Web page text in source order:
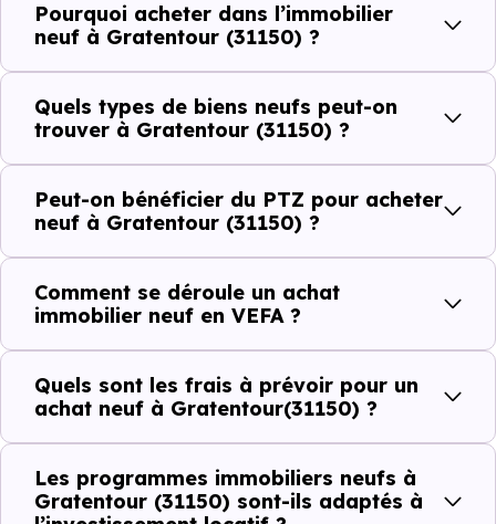
Côté cadre de vie, Gratentour (31150) dispose de 8
commerces, 6 professions médicales et 4 établissements
scolaires. Des équipements du quotidien qui constituent
autant d'arguments concrets pour habiter ou investir
dans la commune.
Combien coûte un logement à Gratentour
(31150) ?
C'est souvent la première question. Voici les repères de
prix à connaître pour un achat immobilier à Gratentour
(31150) :
Prix
Prix
Prix
Pourquoi acheter dans l’immobilier
neuf à Gratentour (31150) ?
Quels types de biens neufs peut-on
trouver à Gratentour (31150) ?
Peut-on bénéficier du PTZ pour acheter
neuf à Gratentour (31150) ?
Comment se déroule un achat
immobilier neuf en VEFA ?
Quels sont les frais à prévoir pour un
achat neuf à Gratentour(31150) ?
Les programmes immobiliers neufs à
Gratentour (31150) sont-ils adaptés à